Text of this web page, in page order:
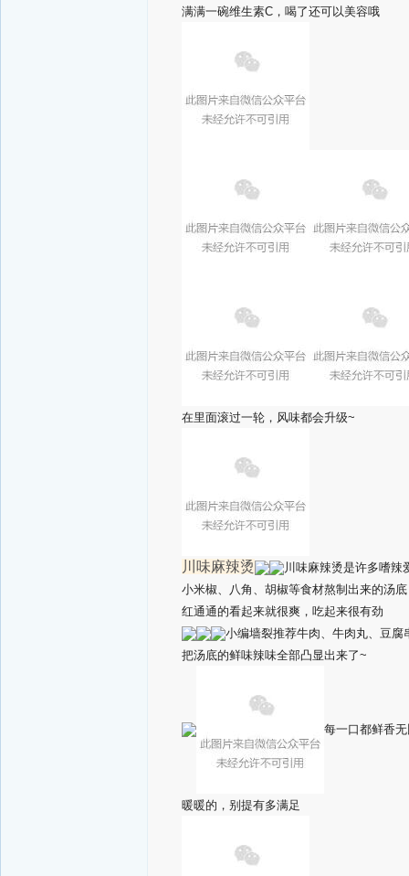
满满一碗维生素C，喝了还可以美容哦
在里面滚过一轮，风味都会升级~
川味麻辣烫
川味麻辣烫是许多嗜辣
小米椒、八角、胡椒等食材熬制出来的汤底
红通通的看起来就很爽，吃起来很有劲
小编墙裂推荐牛肉、牛肉丸、豆腐
把汤底的鲜味辣味全部凸显出来了~
每一口都鲜香
暖暖的，别提有多满足